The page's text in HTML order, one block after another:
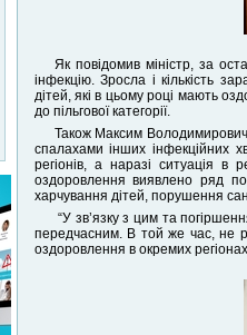
Як повідомив міністр, за
інфекцію. Зросла і кількість
дітей, які в цьому році мають
до пільгової категорії.
Також Максим
спалахами інших інфекційних
регіонів, а наразі ситуація в
оздоровлення виявлено ряд
харчування дітей, порушення
“У зв’язку з цим та
передчасним. В той же час, не
оздоровлення в окремих